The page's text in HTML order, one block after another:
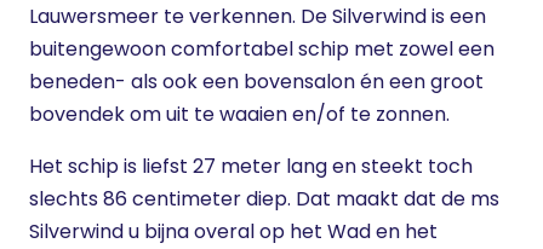
Lauwersmeer te verkennen. De Silverwind is een
buitengewoon comfortabel schip met zowel een
beneden- als ook een bovensalon én een groot
bovendek om uit te waaien en/of te zonnen.
Het schip is liefst 27 meter lang en steekt toch
slechts 86 centimeter diep. Dat maakt dat de ms
Silverwind u bijna overal op het Wad en het